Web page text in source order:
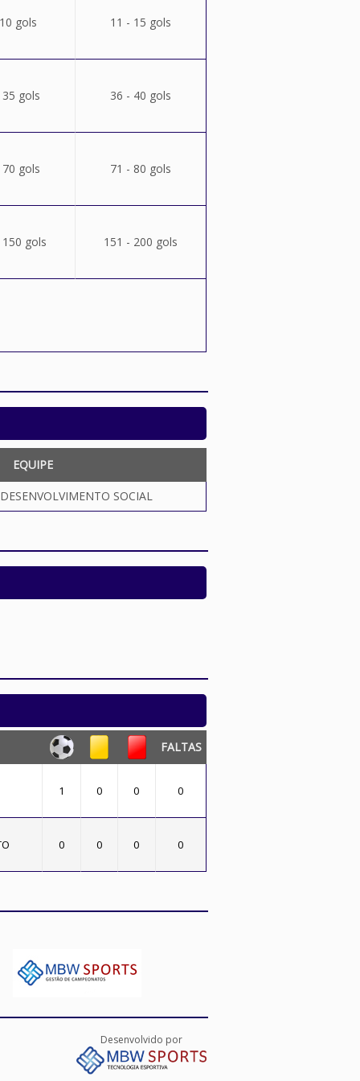
gols 11 - 15 gols
gols 36 - 40 gols
gols 71 - 80 gols
gols 151 - 200 gols
EQUIPE
SOCIAL
FALTAS
1 0 0 0
0 0 0 0
Desenvolvido por